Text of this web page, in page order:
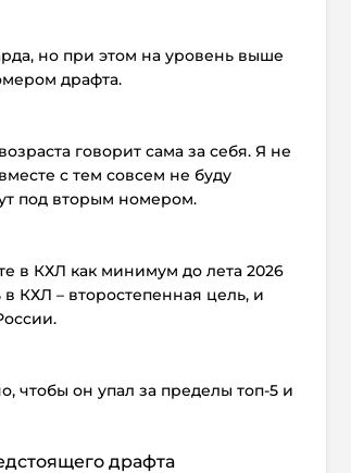
но при этом на уровень выше
драфта.
говорит сама за себя. Я не
с тем совсем не буду
под вторым номером.
в КХЛ как минимум до лета 2026
в КХЛ – второстепенная цель, и
чтобы он упал за пределы топ-5 и
драфта